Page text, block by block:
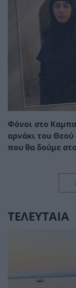
Φόνοι στο
αρνάκι του Θεού
που θα δούμε
ΤΕΛΕΥΤΑΙΑ